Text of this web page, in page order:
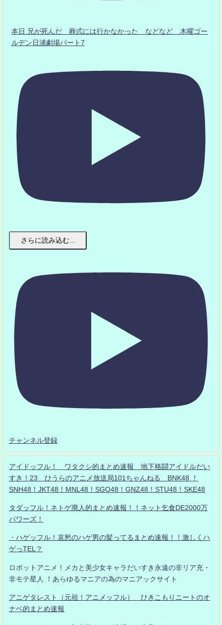
本日 兄が死んだ 葬式には行かなかった などなど 木曜ゴー
ルデン日浦劇場パート7
さらに読み込む...
チャンネル登録
アイドッフル！ ワタクシ的まとめ速報 地下格闘アイドルだい
すき！23 ひうらのアニメ放送局101ちゃんねる BNK48 ！
SNH48！JKT48！MNL48！SGO48！GNZ48！STU48！SKE48
タダッフル！ネトゲ廃人的まとめ速報！！ネット乞食DE2000万
パワーズ！
・ハゲッフル！哀愁のハゲ男の髪ってるまとめ速報！！激しくハ
ゲっTEL？
ロボットアニメ！メカと美少女キャラだいすき永遠の非リア充・
非モテ星人 ！あらゆるマニアの為のマニアックサイト
アニゲタレスト（元祖！アニメッフル） ひきこもりニートのオ
ナベ的まとめ速報